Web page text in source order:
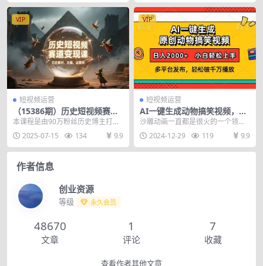
VIP
短视频运营
（15386期）历史短视频赛道
变现课，百集素材库应用，文
本课程是由90万粉丝历史博主打造
的短视频实战教程，系统讲解历史
科普类账号从0到1...
2025-07-15 134 9.9
VIP
短视频运营
AI一键生成动物搞笑视频，多
平台发布，轻松破千万播放，
沙雕动画一直都是很火的一个领
域，这类赛道，非常的新奇，搞
笑，哪怕是恐怖剧情，也会...
2024-12-29 119 9.9
作者信息
创业资源
等级 永久会员
48670
文章
1
评论
7
收藏
查看作者其他文章